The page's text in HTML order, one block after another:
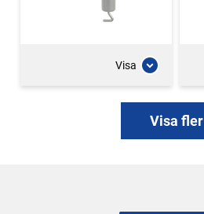
Visa
Visa fler